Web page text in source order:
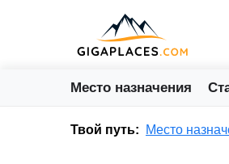
Место назначения
Твой путь: Место